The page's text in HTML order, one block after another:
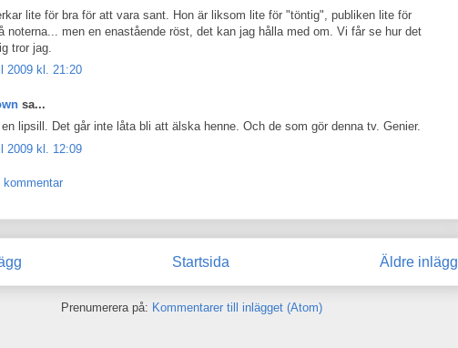
lite för bra för att vara sant. Hon är liksom lite för "töntig", publiken lite för
noterna... men en enastående röst, det kan jag hålla med om. Vi får se hur det
tror jag.
2009 kl. 21:20
sa...
lipsill. Det går inte låta bli att älska henne. Och de som gör denna tv. Genier.
2009 kl. 12:09
Äldre inlägg
Startsida
Prenumerera på: Kommentarer till inlägget (Atom)